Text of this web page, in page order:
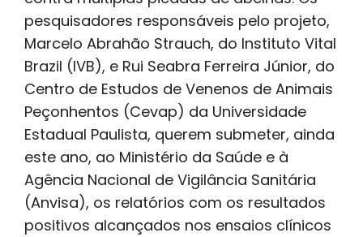
pesquisadores responsáveis pelo projeto,
Marcelo Abrahão Strauch, do Instituto Vital
Brazil (IVB), e Rui Seabra Ferreira Júnior, do
Centro de Estudos de Venenos de Animais
Peçonhentos (Cevap) da Universidade
Estadual Paulista, querem submeter, ainda
este ano, ao Ministério da Saúde e à
Agência Nacional de Vigilância Sanitária
(Anvisa), os relatórios com os resultados
positivos alcançados nos ensaios clínicos